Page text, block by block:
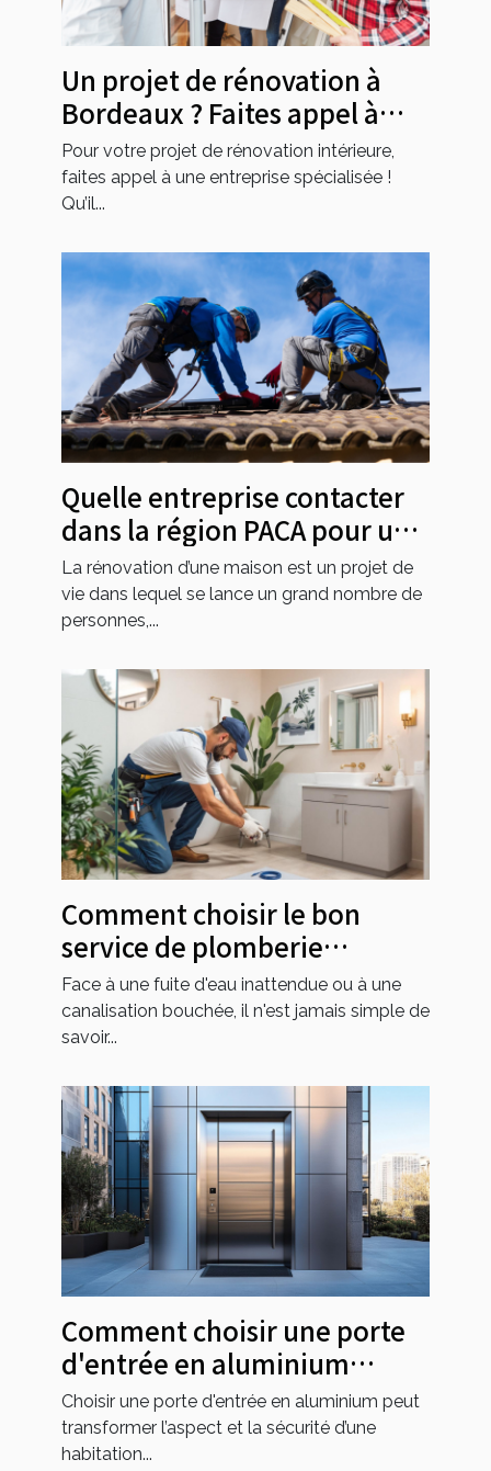
Un projet de rénovation à
Bordeaux ? Faites appel à
cette entreprise !
Pour votre projet de rénovation intérieure,
faites appel à une entreprise spécialisée !
Qu’il...
Quelle entreprise contacter
dans la région PACA pour une
rénovation de maison ?
La rénovation d’une maison est un projet de
vie dans lequel se lance un grand nombre de
personnes,...
Comment choisir le bon
service de plomberie
d'urgence ?
Face à une fuite d'eau inattendue ou à une
canalisation bouchée, il n'est jamais simple de
savoir...
Comment choisir une porte
d'entrée en aluminium
personnalisable et sécurisée
Choisir une porte d'entrée en aluminium peut
transformer l’aspect et la sécurité d’une
habitation...